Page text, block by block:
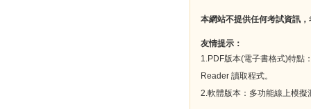
本網站不提供任何考試資訊
友情提示：
1.PDF版本(電子書格式)特點
Reader 讀取程式。
2.軟體版本：多功能線上模